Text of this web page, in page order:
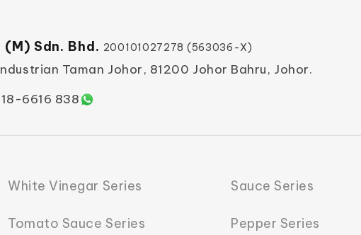
Sdn. Bhd. 200101027278 (563036-X)
Taman Johor, 81200 Johor Bahru, Johor.
6616 838
White Vinegar Series
Tomato Sauce Series
Sauce Series
Pepper Series